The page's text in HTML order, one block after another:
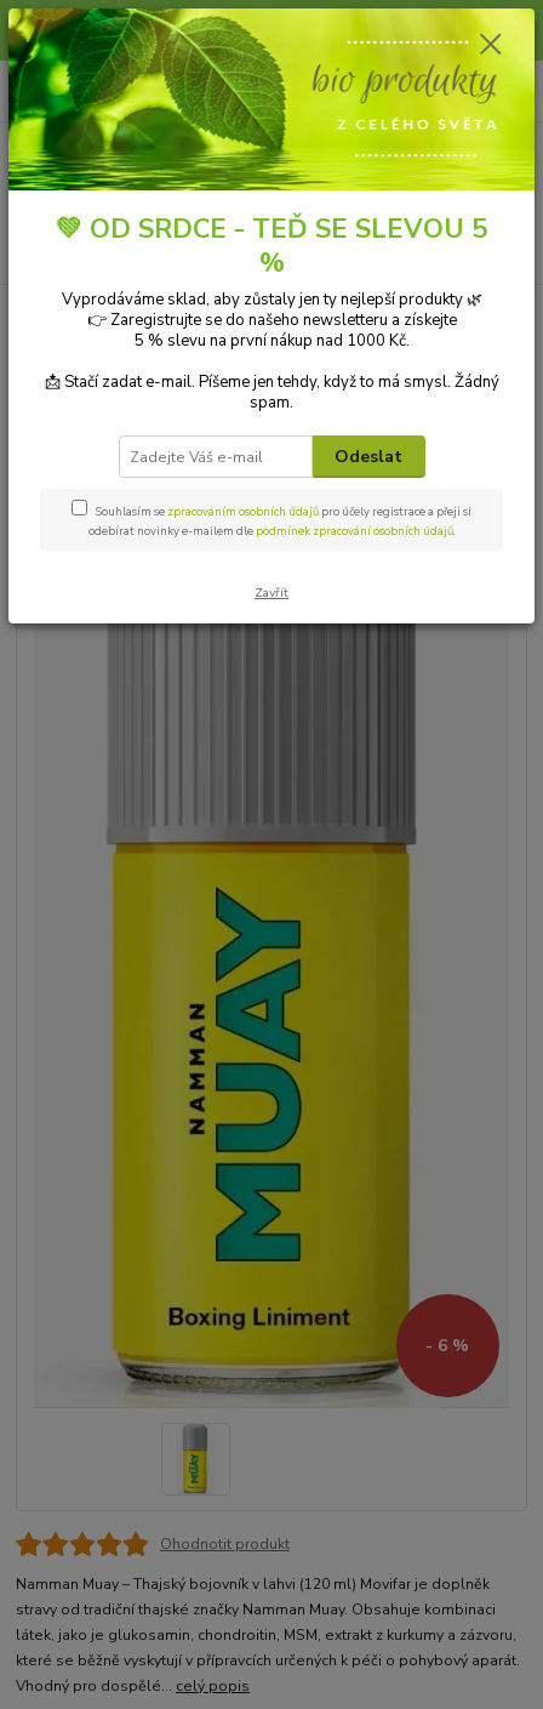
Slunce, koupání a horko dávají vlasům zabrat. Dopřejte jim šetrnou péči s
přírodní vlasovou kosmetikou.
Menu
CZK
+420 606 912 887
9-18:00 hod.
0 ks
za 0,00 Kč
MASÁŽE A REGENERACE Masážní oleje
Namman Muay
Boxing Liniment thajský olej 120 ml
Namman Muay Boxing Liniment
thajský olej 120 ml
- 6 %
Ohodnotit produkt
Namman Muay – Thajský bojovník v lahvi (120 ml) Movifar je doplněk
stravy od tradiční thajské značky Namman Muay. Obsahuje kombinaci
látek, jako je glukosamin, chondroitin, MSM, extrakt z kurkumy a zázvoru,
které se běžně vyskytují v přípravcích určených k péči o pohybový aparát.
Vhodný pro dospělé... celý popis
💚 OD SRDCE - TEĎ SE SLEVOU 5
%
Vyprodáváme sklad, aby zůstaly jen ty nejlepší produkty 🌿
👉 Zaregistrujte se do našeho newsletteru a získejte
5 % slevu na první nákup nad 1000 Kč.
📩 Stačí zadat e-mail. Píšeme jen tehdy, když to má smysl. Žádný
spam.
Odeslat
Souhlasím se zpracováním osobních údajů pro účely registrace a přeji si
odebírat novinky e-mailem dle podmínek zpracování osobních údajů.
Zavřít